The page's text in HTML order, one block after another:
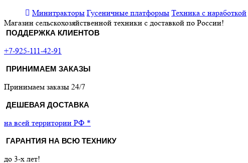
Минитракторы Гусеничные платформы Техника с наработкой
Магазин сельскохозяйственной техники с доставкой по России!
ПОДДЕРЖКА КЛИЕНТОВ
+7-925-111-42-91
ПРИНИМАЕМ ЗАКАЗЫ
Принимаем заказы 24/7
ДЕШЕВАЯ ДОСТАВКА
на всей территории РФ *
ГАРАНТИЯ НА ВСЮ ТЕХНИКУ
до 3-х лет!